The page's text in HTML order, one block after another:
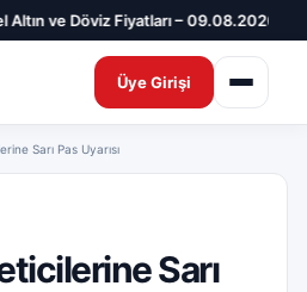
Döviz Fiyatları – 09.08.2026•Sivas’ta
Üye Girişi
Sarı Pas Uyarısı
Sarı